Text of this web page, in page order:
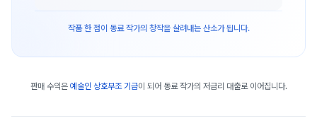
작품 한 점이 동료 작가의 창작을 살려내는 산소가 됩니다.
판매 수익은 예술인 상호부조 기금이 되어 동료 작가의 저금리 대출로 이어집니다.